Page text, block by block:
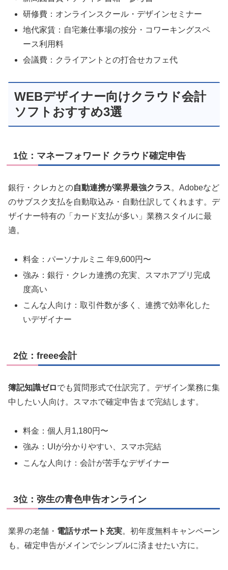
研修費：オンラインスクール・デザインセミナー
地代家賃：自宅兼仕事場の按分・コワーキングスペ
ース利用料
会議費：クライアントとの打合せカフェ代
WEBデザイナー向けクラウド会計
ソフトおすすめ3選
1位：マネーフォワード クラウド確定申告
銀行・クレカとの自動連携が業界最強クラス。Adobeなど
のサブスク支払を自動取込み・自動仕訳してくれます。デ
ザイナー特有の「カード支払が多い」業務スタイルに最
適。
料金：パーソナルミニ 年9,600円〜
強み：銀行・クレカ連携の充実、スマホアプリ完成
度高い
こんな人向け：取引件数が多く、連携で効率化した
いデザイナー
2位：freee会計
簿記知識ゼロでも質問形式で仕訳完了。デザイン業務に集
中したい人向け。スマホで確定申告まで完結します。
料金：個人月1,180円〜
強み：UIが分かりやすい、スマホ完結
こんな人向け：会計が苦手なデザイナー
3位：弥生の青色申告オンライン
業界の老舗・ 電話サポート充実。初年度無料キャンペーン
も。確定申告がメインでシンプルに済ませたい方に。